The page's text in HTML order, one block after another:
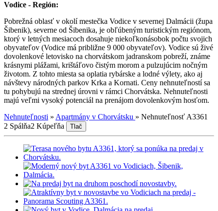
Vodice - Región:
Pobrežná oblasť v okolí mestečka Vodice v severnej Dalmácii (župa
Šibenik), severne od Šibenika, je obľúbeným turistickým regiónom,
ktorý v letných mesiacoch dosahuje niekoľkonásobok počtu svojich
obyvateľov (Vodice má približne 9 000 obyvateľov). Vodice sú živé
dovolenkové letovisko na chorvátskom jadranskom pobreží, známe
krásnymi plážami, krištáľovo čistým morom a pulzujúcim nočným
životom. Z tohto miesta sa oplatia rybárske a lodné výlety, ako aj
návštevy národných parkov Krka a Kornati. Ceny nehnuteľností sa
tu pohybujú na strednej úrovni v rámci Chorvátska. Nehnuteľnosti
majú veľmi vysoký potenciál na prenájom dovolenkovým hosťom.
Nehnuteľnosti » Apartmány v Chorvátsku » Nehnuteľnosť A3361
2 Spálňa2 Kúpeľňa Tlač